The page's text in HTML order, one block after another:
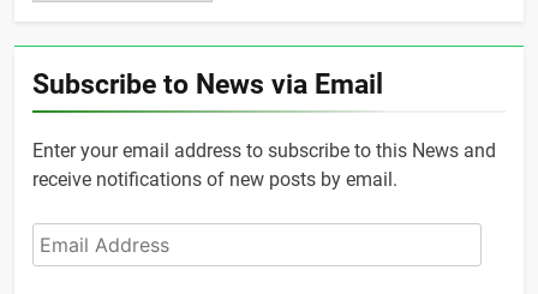
Subscribe to News via Email
Enter your email address to subscribe to this News and
receive notifications of new posts by email.
Email
Address